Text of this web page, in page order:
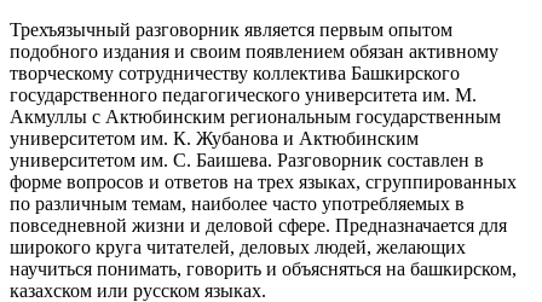
Трехъязычный разговорник является первым опытом
подобного издания и своим появлением обязан активному
творческому сотрудничеству коллектива Башкирского
государственного педагогического университета им. М.
Акмуллы с Актюбинским региональным государственным
университетом им. К. Жубанова и Актюбинским
университетом им. С. Баишева. Разговорник составлен в
форме вопросов и ответов на трех языках, сгруппированных
по различным темам, наиболее часто употребляемых в
повседневной жизни и деловой сфере. Предназначается для
широкого круга читателей, деловых людей, желающих
научиться понимать, говорить и объясняться на башкирском,
казахском или русском языках.